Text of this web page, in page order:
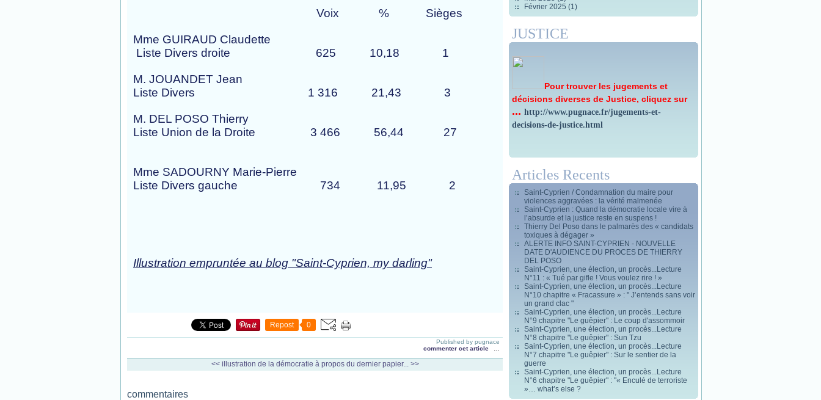
Voix % Sièges
Mme GUIRAUD Claudette
Liste Divers droite 625 10,18 1
M. JOUANDET Jean
Liste Divers 1 316 21,43 3
M. DEL POSO Thierry
Liste Union de la Droite 3 466 56,44 27
Mme SADOURNY Marie-Pierre
Liste Divers gauche 734 11,95 2
Illustration empruntée au blog "Saint-Cyprien, my darling"
Repost 0
Published by pugnace
commenter cet article
<< illustration de la démocratie à propos du dernier papier... >>
commentaires
Février 2025 (1)
JUSTICE
Pour trouver les jugements et
décisions diverses de Justice, cliquez sur
... http://www.pugnace.fr/jugements-et-
decisions-de-justice.html
Articles Recents
Saint-Cyprien / Condamnation du maire pour
violences aggravées : la vérité malmenée
Saint-Cyprien : Quand la démocratie locale vire à
l’absurde et la justice reste en suspens !
Thierry Del Poso dans le palmarès des « candidats
toxiques à dégager »
ALERTE INFO SAINT-CYPRIEN - NOUVELLE
DATE D'AUDIENCE DU PROCES DE THIERRY
DEL POSO
Saint-Cyprien, une élection, un procès...Lecture
N°11 : « Tué par gifle ! Vous voulez rire ! »
Saint-Cyprien, une élection, un procès...Lecture
N°10 chapitre « Fracassure » : " J’entends sans voir
un grand clac "
Saint-Cyprien, une élection, un procès...Lecture
N°9 chapitre "Le guêpier" : Le coup d'assommoir
Saint-Cyprien, une élection, un procès...Lecture
N°8 chapitre "Le guêpier" : Sun Tzu
Saint-Cyprien, une élection, un procès...Lecture
N°7 chapitre "Le guêpier" : Sur le sentier de la
guerre
Saint-Cyprien, une élection, un procès...Lecture
N°6 chapitre "Le guêpier" : "« Enculé de terroriste
»… what’s else ?